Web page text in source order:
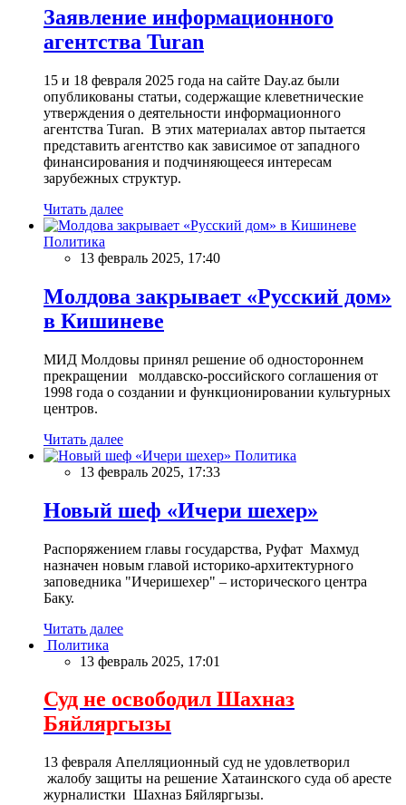
Заявление информационного
агентства Turan
15 и 18 февраля 2025 года на сайте Day.az были
опубликованы статьи, содержащие клеветнические
утверждения о деятельности информационного
агентства Turan. В этих материалах автор пытается
представить агентство как зависимое от западного
финансирования и подчиняющееся интересам
зарубежных структур.
Читать далее
Политика
13 февраль 2025, 17:40
Молдова закрывает «Русский дом»
в Кишиневе
МИД Молдовы принял решение об одностороннем
прекращении молдавско-российского соглашения от
1998 года о создании и функционировании культурных
центров.
Читать далее
Политика
13 февраль 2025, 17:33
Новый шеф «Ичери шехер»
Распоряжением главы государства, Руфат Махмуд
назначен новым главой историко-архитектурного
заповедника "Ичеришехер" – исторического центра
Баку.
Читать далее
Политика
13 февраль 2025, 17:01
Суд не освободил Шахназ
Бяйляргызы
13 февраля Апелляционный суд не удовлетворил
жалобу защиты на решение Хатаинского суда об аресте
журналистки Шахназ Бяйляргызы.